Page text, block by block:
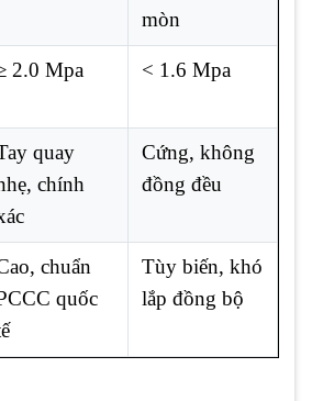
mòn
2.0 Mpa < 1.6 Mpa
quay
chính
Cứng, không
đồng đều
chuẩn
quốc
Tùy biến, khó
lắp đồng bộ